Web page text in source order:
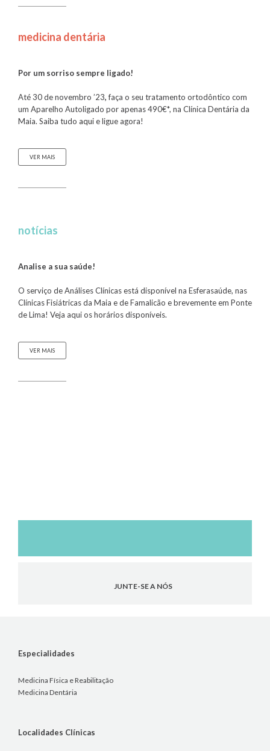
medicina dentária
Por um sorriso sempre ligado!
Até 30 de novembro ’23,faça o seu tratamento ortodôntico com
um Aparelho Autoligado por apenas 490€*, na Clínica Dentária da
Maia. Saiba tudo aquie ligue agora!
VER MAIS
notícias
Analise a sua saúde!
O serviço de Análises Clínicas está disponível na Esferasaúde, nas
Clínicas Fisiátricas da Maia e de Famalicão e brevemente em Ponte
de Lima! Veja aqui os horários disponíveis.
VER MAIS
JUNTE-SE A NÓS
Especialidades
Medicina Física e Reabilitação
Medicina Dentária
Localidades Clínicas